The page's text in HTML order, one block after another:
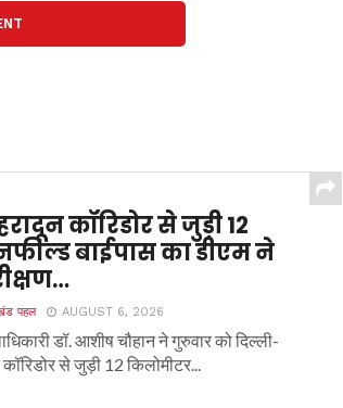
कॉरिडोर से जुड़ी 12
बाईपास का डीएम ने
पहल AUGUST 6, 2026
डॉ. आशीष चौहान ने गुरुवार को दिल्ली-
से जुड़ी 12 किलोमीटर...